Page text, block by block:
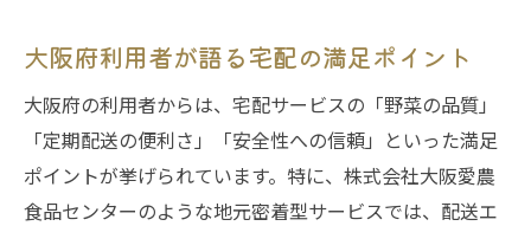
ト
有機野菜・宅配サービスで簡単食卓サポー
ト
宅配利用でできる時短と健康の両立術
大阪府利用者が語る宅配の満足ポイント
大阪府の利用者からは、宅配サービスの「野菜の品質」
「定期配送の便利さ」「安全性への信頼」といった満足
ポイントが挙げられています。特に、株式会社大阪愛農
食品センターのような地元密着型サービスでは、配送エ